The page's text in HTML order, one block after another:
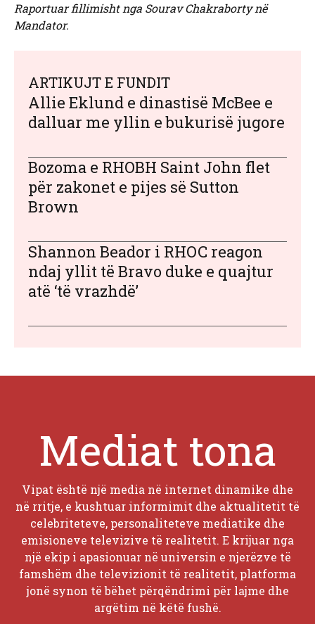
Raportuar fillimisht nga Sourav Chakraborty në
Mandator.
ARTIKUJT E FUNDIT
Allie Eklund e dinastisë McBee e
dalluar me yllin e bukurisë jugore
Bozoma e RHOBH Saint John flet
për zakonet e pijes së Sutton
Brown
Shannon Beador i RHOC reagon
ndaj yllit të Bravo duke e quajtur
atë ‘të vrazhdë’
Mediat tona
Vipat është një media në internet dinamike dhe
në rritje, e kushtuar informimit dhe aktualitetit të
celebriteteve, personaliteteve mediatike dhe
emisioneve televizive të realitetit. E krijuar nga
një ekip i apasionuar në universin e njerëzve të
famshëm dhe televizionit të realitetit, platforma
jonë synon të bëhet përqëndrimi për lajme dhe
argëtim në këtë fushë.